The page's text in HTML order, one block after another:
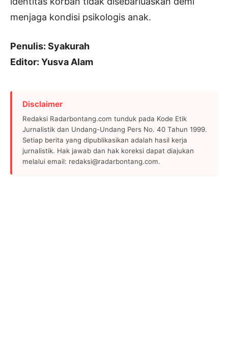
menjaga kondisi psikologis anak.
Penulis: Syakurah
Editor: Yusva Alam
Disclaimer
Redaksi Radarbontang.com tunduk pada Kode Etik
Jurnalistik dan Undang-Undang Pers No. 40 Tahun 1999.
Setiap berita yang dipublikasikan adalah hasil kerja
jurnalistik. Hak jawab dan hak koreksi dapat diajukan
melalui email: redaksi@radarbontang.com.